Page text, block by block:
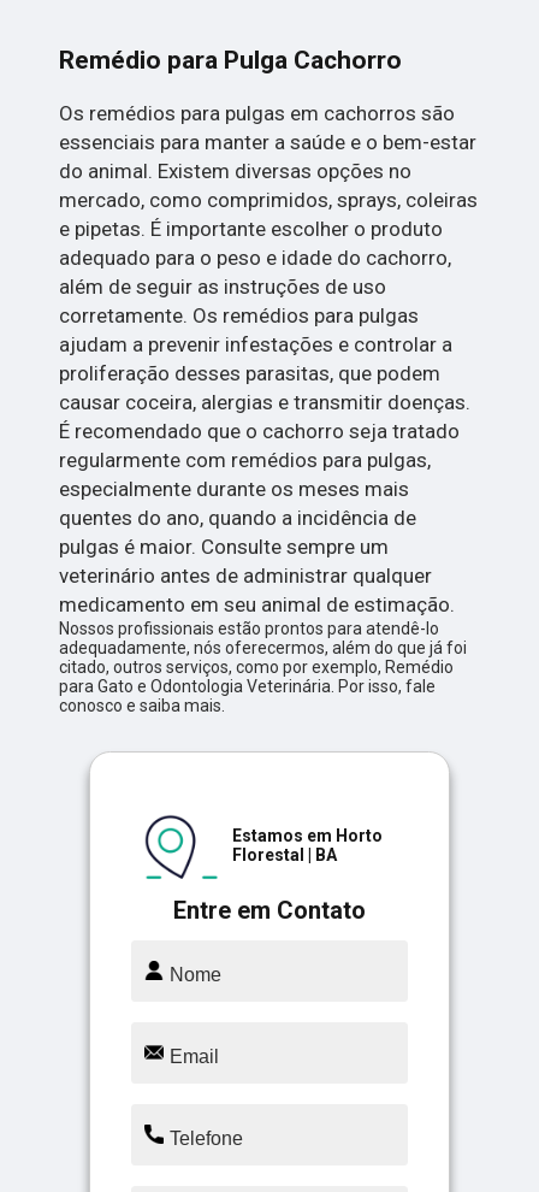
Remédio para Pulga Cachorro
Os remédios para pulgas em cachorros são
essenciais para manter a saúde e o bem-estar
do animal. Existem diversas opções no
mercado, como comprimidos, sprays, coleiras
e pipetas. É importante escolher o produto
adequado para o peso e idade do cachorro,
além de seguir as instruções de uso
corretamente. Os remédios para pulgas
ajudam a prevenir infestações e controlar a
proliferação desses parasitas, que podem
causar coceira, alergias e transmitir doenças.
É recomendado que o cachorro seja tratado
regularmente com remédios para pulgas,
especialmente durante os meses mais
quentes do ano, quando a incidência de
pulgas é maior. Consulte sempre um
veterinário antes de administrar qualquer
medicamento em seu animal de estimação.
Nossos profissionais estão prontos para atendê-lo
adequadamente, nós oferecermos, além do que já foi
citado, outros serviços, como por exemplo, Remédio
para Gato e Odontologia Veterinária. Por isso, fale
conosco e saiba mais.
Entre em Contato
Estamos em Horto
Florestal | BA